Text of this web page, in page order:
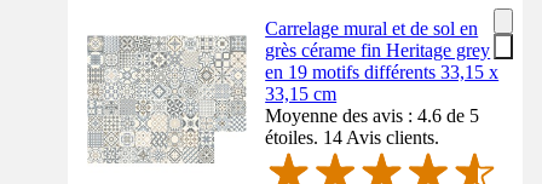
Carrelage mural et de sol en
grès cérame fin Heritage grey
en 19 motifs différents 33,15 x
33,15 cm
Moyenne des avis : 4.6 de 5
étoiles. 14 Avis clients.